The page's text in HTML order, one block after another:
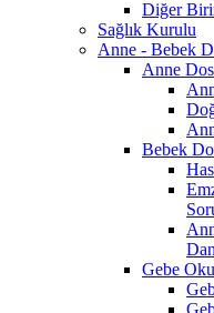
Diğer
Sağlık Kurulu
Anne - Bebek
Anne
Bebek
Gebe